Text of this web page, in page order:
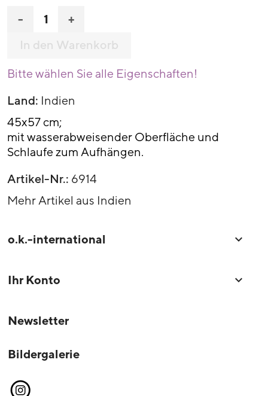
- +
In den Warenkorb
Bitte wählen Sie alle Eigenschaften!
Land: Indien
45x57 cm;
mit wasserabweisender Oberfläche und
Schlaufe zum Aufhängen.
Artikel-Nr.: 6914
Mehr Artikel aus Indien
o.k.-international 
Ihr Konto 
Newsletter
Bildergalerie
Instagram